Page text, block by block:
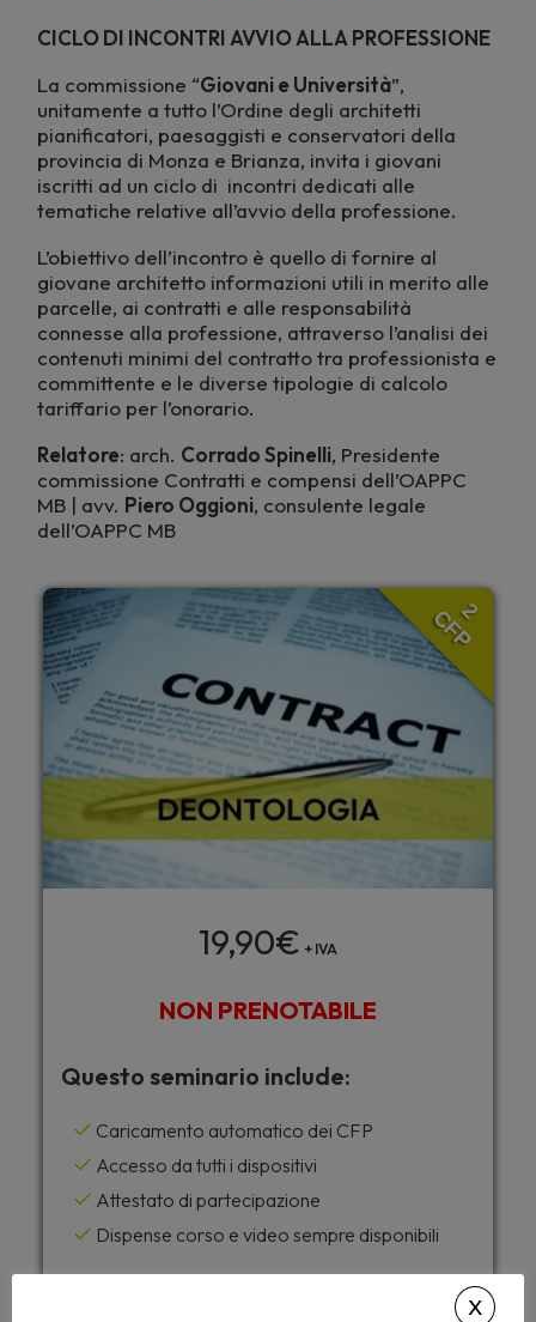
CICLO DI INCONTRI AVVIO ALLA PROFESSIONE
La commissione “Giovani e Università”,
unitamente a tutto l’Ordine degli architetti
pianificatori, paesaggisti e conservatori della
provincia di Monza e Brianza, invita i giovani
iscritti ad un ciclo di incontri dedicati alle
tematiche relative all’avvio della professione.
L’obiettivo dell’incontro è quello di fornire al
giovane architetto informazioni utili in merito alle
parcelle, ai contratti e alle responsabilità
connesse alla professione, attraverso l’analisi dei
contenuti minimi del contratto tra professionista e
committente e le diverse tipologie di calcolo
tariffario per l’onorario.
Relatore: arch. Corrado Spinelli, Presidente
commissione Contratti e compensi dell’OAPPC
MB | avv. Piero Oggioni, consulente legale
dell’OAPPC MB
2
CFP
19,90€ + IVA
NON PRENOTABILE
Questo seminario include:
Caricamento automatico dei CFP
Accesso da tutti i dispositivi
Attestato di partecipazione
Dispense corso e video sempre disponibili